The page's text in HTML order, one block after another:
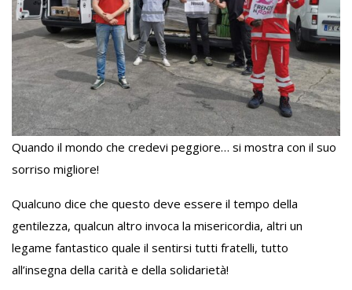
Quando il mondo che credevi peggiore… si mostra con il suo
sorriso migliore!
Qualcuno dice che questo deve essere il tempo della
gentilezza, qualcun altro invoca la misericordia, altri un
legame fantastico quale il sentirsi tutti fratelli, tutto
all’insegna della carità e della solidarietà!